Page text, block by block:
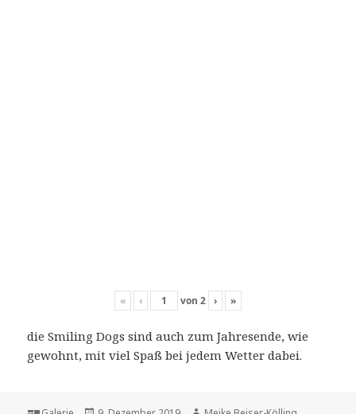
« ‹ von 2 › »
die Smiling Dogs sind auch zum Jahresende, wie
gewohnt, mit viel Spaß bei jedem Wetter dabei.